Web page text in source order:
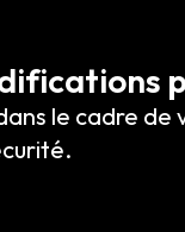
le cadre